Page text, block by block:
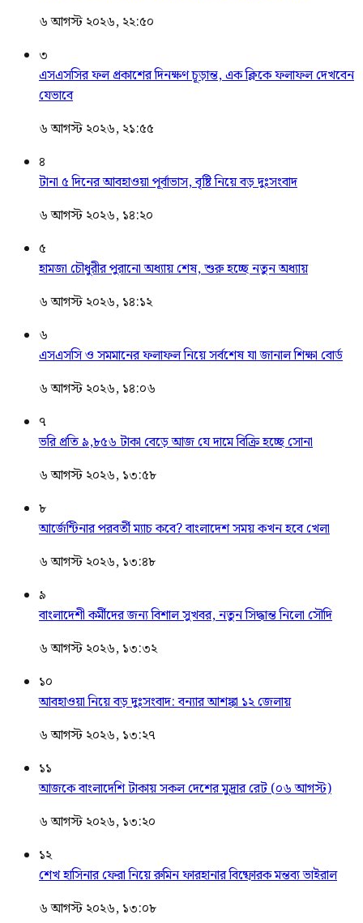
৬ আগস্ট ২০২৬, ২২:৫০
৩
এসএসসির ফল প্রকাশের দিনক্ষণ চূড়ান্ত, এক ক্লিকে ফলাফল দেখবেন
যেভাবে
৬ আগস্ট ২০২৬, ২১:৫৫
৪
টানা ৫ দিনের আবহাওয়া পূর্বাভাস, বৃষ্টি নিয়ে বড় দুঃসংবাদ
৬ আগস্ট ২০২৬, ১৪:২০
৫
হামজা চৌধুরীর পুরানো অধ্যায় শেষ, শুরু হচ্ছে নতুন অধ্যায়
৬ আগস্ট ২০২৬, ১৪:১২
৬
এসএসসি ও সমমানের ফলাফল নিয়ে সর্বশেষ যা জানাল শিক্ষা বোর্ড
৬ আগস্ট ২০২৬, ১৪:০৬
৭
ভরি প্রতি ৯,৮৫৬ টাকা বেড়ে আজ যে দামে বিক্রি হচ্ছে সোনা
৬ আগস্ট ২০২৬, ১৩:৫৮
৮
আর্জেন্টিনার পরবর্তী ম্যাচ কবে? বাংলাদেশ সময় কখন হবে খেলা
৬ আগস্ট ২০২৬, ১৩:৪৮
৯
বাংলাদেশী কর্মীদের জন্য বিশাল সুখবর, নতুন সিদ্ধান্ত নিলো সৌদি
৬ আগস্ট ২০২৬, ১৩:৩২
১০
আবহাওয়া নিয়ে বড় দুঃসংবাদ: বন্যার আশঙ্কা ১২ জেলায়
৬ আগস্ট ২০২৬, ১৩:২৭
১১
আজকে বাংলাদেশি টাকায় সকল দেশের মুদ্রার রেট (০৬ আগস্ট)
৬ আগস্ট ২০২৬, ১৩:২০
১২
শেখ হাসিনার ফেরা নিয়ে রুমিন ফারহানার বিষ্ফোরক মন্তব্য ভাইরাল
৬ আগস্ট ২০২৬, ১৩:০৮